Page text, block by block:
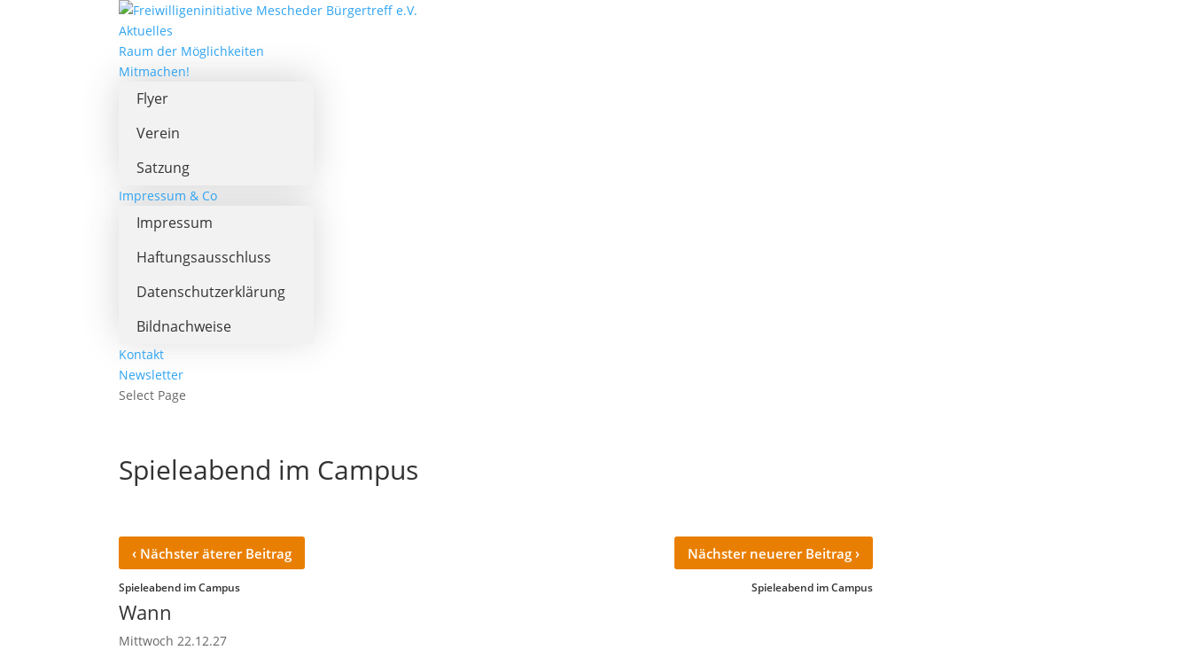
Aktuelles
Raum der Möglichkeiten
Mitmachen!
Flyer
Verein
Satzung
Impressum & Co
Impressum
Haftungsausschluss
Datenschutzerklärung
Bildnachweise
Kontakt
Newsletter
Select Page
Spieleabend im Campus
‹ Nächster äterer Beitrag
Spieleabend im Campus
Nächster neuerer Beitrag›
Spieleabend im Campus
Wann
Mittwoch 22.12.27